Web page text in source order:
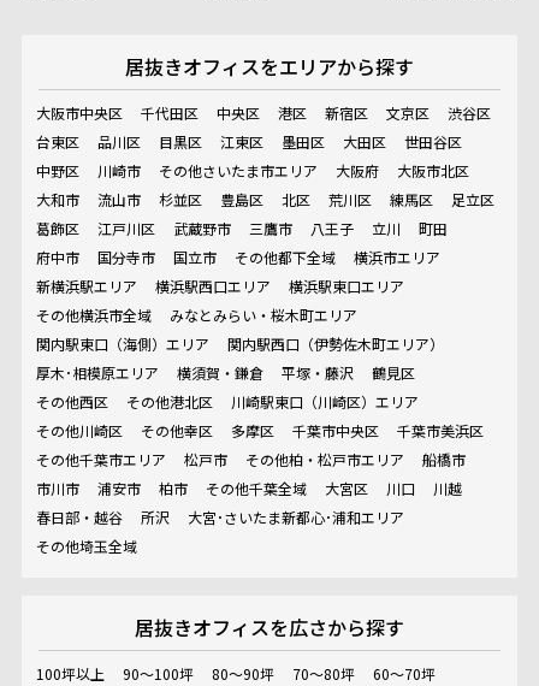
居抜きオフィスをエリアから探す
大阪市中央区 千代田区 中央区 港区 新宿区 文京区
渋谷区
台東区
品川区 目黒区 江東区 墨田区 大田区
世田谷区
中野区
川崎市 その他さいたま市エリア 大阪府
大阪市北区
大和市
流山市 杉並区 豊島区 北区 荒川区 練馬区
足立区
葛飾区
江戸川区 武蔵野市 三鷹市 八王子 立川
町田
府中市
国分寺市 国立市 その他都下全域
横浜市エリア
新横浜駅エリア
横浜駅西口エリア
横浜駅東口エリア
その他横浜市全域
みなとみらい・桜木町エリア
関内駅東口（海側）エリア
関内駅西口（伊勢佐木町エリア）
厚木･相模原エリア
横須賀・鎌倉 平塚・藤沢
鶴見区
その他西区
その他港北区
川崎駅東口（川崎区）エリア
その他川崎区
その他幸区 多摩区 千葉市中央区
千葉市美浜区
その他千葉市エリア
松戸市 その他柏・松戸市エリア
船橋市
市川市
浦安市 柏市 その他千葉全域 大宮区 川口
川越
春日部・越谷
所沢
大宮･さいたま新都心･浦和エリア
その他埼玉全域
居抜きオフィスを広さから探す
100坪以上 90～100坪 80～90坪 70～80坪
60～70坪